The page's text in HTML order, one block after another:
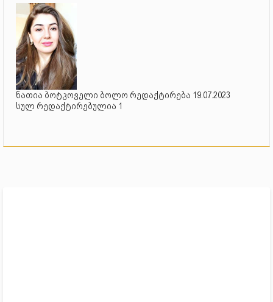
ნათია ბოტკოველი ბოლო რედაქტირება 19.07.2023
სულ რედაქტირებულია 1